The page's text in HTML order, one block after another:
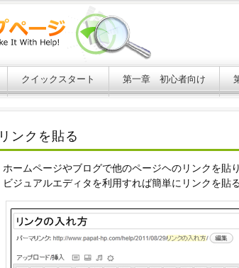
クイックスタート 第一章 初心者向け
リンクを貼る
ホームページやブログで他のページヘのリンクを貼
ビジュアルエディタを利用すれば簡単にリンクを貼